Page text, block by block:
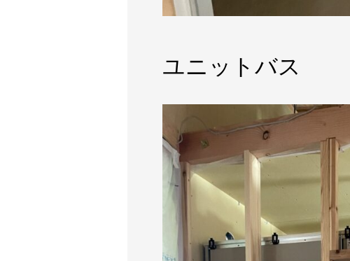
ユニットバス